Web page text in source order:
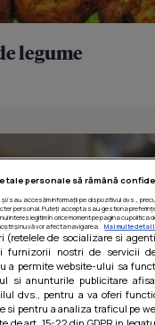
legume
tale personale să rămână
și/sau accesăm informații pe dispozitivul dvs.,
personal. Puteți accepta sau gestiona
interes legitim în orice moment pe pagina cu
și nu vă vor afecta navigarea.
Mai multe
(retelele de socializare si
furnizorii nostri de servicii
a permite website-ului sa
si anunturile publicitare
dvs., pentru a va oferi
si pentru a analiza traficul pe